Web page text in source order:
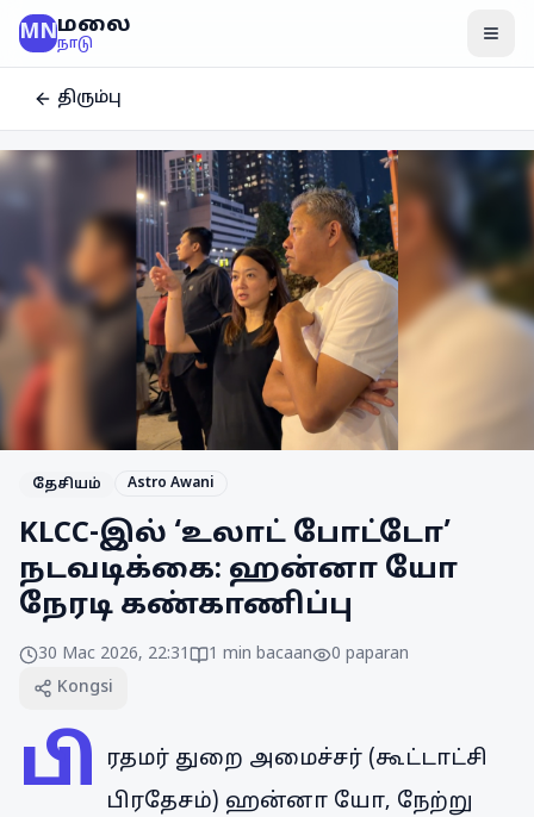
MNமலை
நாடு
திரும்பு
தேசியம் Astro Awani
KLCC-இல் ‘உலாட் போட்டோ’
நடவடிக்கை: ஹன்னா யோ
நேரடி கண்காணிப்பு
30 Mac 2026, 22:31 1 min bacaan 0 paparan
Kongsi
பி
ரதமர் துறை அமைச்சர் (கூட்டாட்சி
பிரதேசம்) ஹன்னா யோ, நேற்று